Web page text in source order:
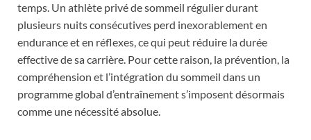
temps. Un athlète privé de sommeil régulier durant
plusieurs nuits consécutives perd inexorablement en
endurance et en réflexes, ce qui peut réduire la durée
effective de sa carrière. Pour cette raison, la prévention, la
compréhension et l’intégration du sommeil dans un
programme global d’entraînement s’imposent désormais
comme une nécessité absolue.